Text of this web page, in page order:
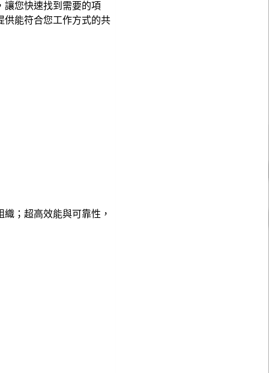
讓您快速找到需要的項
供能符合您工作方式的共
；超高效能與可靠性，